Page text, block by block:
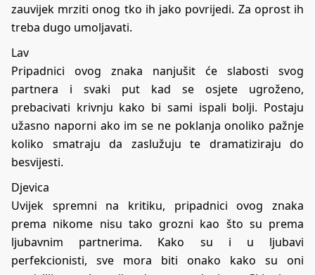
zauvijek mrziti onog tko ih jako povrijedi. Za oprost ih
treba dugo umoljavati.
Lav
Pripadnici ovog znaka nanjušit će slabosti svog
partnera i svaki put kad se osjete ugroženo,
prebacivati krivnju kako bi sami ispali bolji. Postaju
užasno naporni ako im se ne poklanja onoliko pažnje
koliko smatraju da zaslužuju te dramatiziraju do
besvijesti.
Djevica
Uvijek spremni na kritiku, pripadnici ovog znaka
prema nikome nisu tako grozni kao što su prema
ljubavnim partnerima. Kako su i u ljubavi
perfekcionisti, sve mora biti onako kako su oni